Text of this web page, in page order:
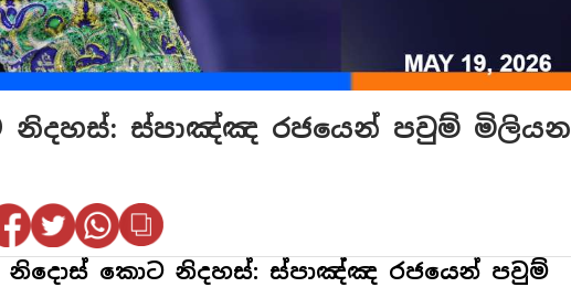
නිදහස්: ස්පාඤ්ඤ රජයෙන් පවුම් මිලියන
නිදොස් කොට නිදහස්: ස්පාඤ්ඤ රජයෙන් පවුම්